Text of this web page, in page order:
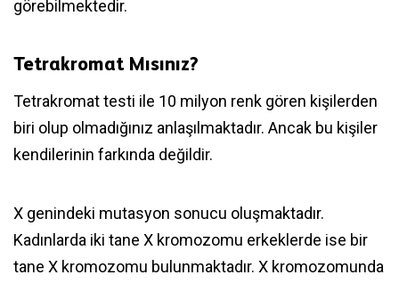
görebilmektedir.
Tetrakromat Mısınız?
Tetrakromat testi ile 10 milyon renk gören kişilerden
biri olup olmadığınız anlaşılmaktadır. Ancak bu kişiler
kendilerinin farkında değildir.
X genindeki mutasyon sonucu oluşmaktadır.
Kadınlarda iki tane X kromozomu erkeklerde ise bir
tane X kromozomu bulunmaktadır. X kromozomunda